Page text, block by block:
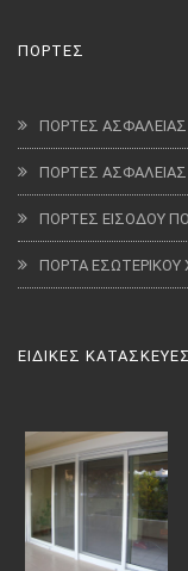
ΠΟΡΤΕΣ
ΠΟΡΤΕΣ
ΠΟΡΤΕΣ ΑΣΦΑΛΕΙΑΣ
ΠΟΡΤΕΣ ΕΙΣΟΔΟΥ
ΠΟΡΤΑ ΕΣΩΤΕΡΙΚΟΥ
ΕΙΔΙΚΕΣ ΚΑΤΑΣΚΕΥΕΣ